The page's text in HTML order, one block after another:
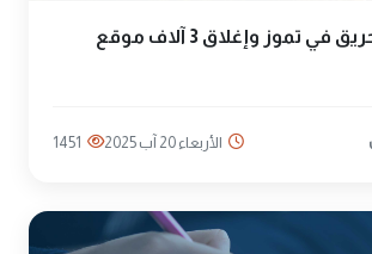
أكثر من 500 حريق في تموز وإغلاق 3 آلاف موقع
الأربعاء 20 آب 2025 1451